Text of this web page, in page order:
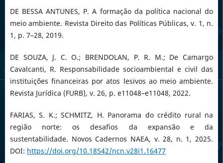
DE BESSA ANTUNES, P. A formação da política nacional do
meio ambiente. Revista Direito das Políticas Públicas, v. 1, n.
1, p. 7–28, 2019.
DE SOUZA, J. C. O.; BRENDOLAN, P. R. M.; De Camargo
Cavalcanti, R. Responsabilidade socioambiental e civil das
instituições financeiras por atos lesivos ao meio ambiente.
Revista Jurídica (FURB), v. 26, p. e11048–e11048, 2022.
FARIAS, S. K.; SCHMITZ, H. Panorama do crédito rural na
região norte: os desafios da expansão e da
sustentabilidade. Novos Cadernos NAEA, v. 28, n. 1, 2025.
DOI: https://doi.org/10.18542/ncn.v28i1.16477